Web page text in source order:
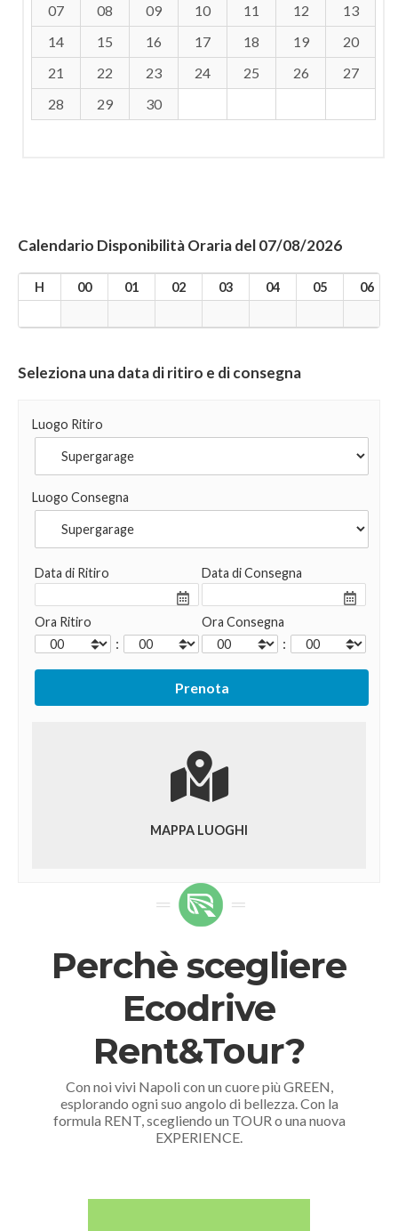
07
08 09 10 11 12
13
14
15 16 17 18 19
20
21
22 23 24 25 26
27
28
29 30
Calendario Disponibilità Oraria del 07/08/2026
H 00 01 02 03 04 05 06
Seleziona una data di ritiro e di consegna
Luogo Ritiro
Luogo Consegna
Data di Ritiro
Ora Ritiro
:
Data di Consegna
Ora Consegna
:
MAPPA LUOGHI
Perchè scegliere
Ecodrive
Rent&Tour?
Con noi vivi Napoli con un cuore più GREEN,
esplorando ogni suo angolo di bellezza. Con la
formula RENT, scegliendo un TOUR o una nuova
EXPERIENCE.